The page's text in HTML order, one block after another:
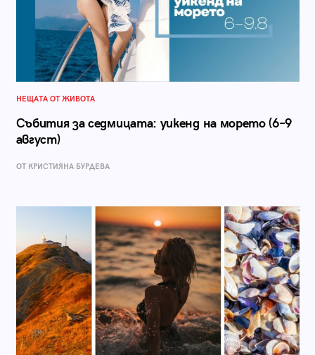
НЕЩАТА ОТ ЖИВОТА
Събития за седмицата: уикенд на морето (6–9
август)
ОТ КРИСТИЯНА БУРДЕВА